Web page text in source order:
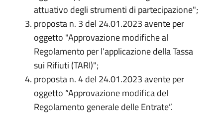
attuativo degli strumenti di partecipazione";
proposta n. 3 del 24.01.2023 avente per
oggetto "Approvazione modifiche al
Regolamento per l’applicazione della Tassa
sui Rifiuti (TARI)";
proposta n. 4 del 24.01.2023 avente per
oggetto “Approvazione modifica del
Regolamento generale delle Entrate”.